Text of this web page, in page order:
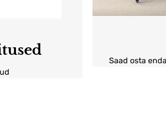
Saad osta